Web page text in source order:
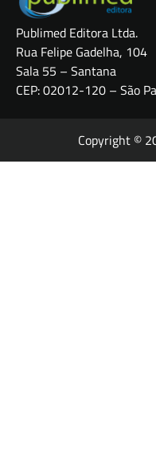
Publimed Editora Ltda.
Rua Felipe Gadelha, 104
Sala 55 – Santana
CEP: 02012-120 – São
Copyright ©